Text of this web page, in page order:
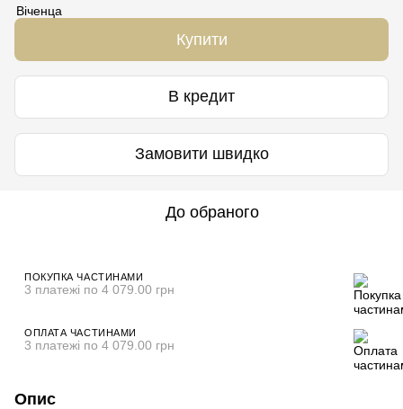
Купити
В кредит
Замовити швидко
До обраного
ПОКУПКА ЧАСТИНАМИ
3 платежі по 4 079.00 грн
ОПЛАТА ЧАСТИНАМИ
3 платежі по 4 079.00 грн
Опис